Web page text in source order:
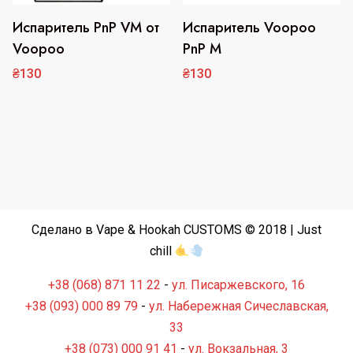
Испаритель PnP VM от
Voopoo
₴130
Этот
товар
несколько
Испаритель Voopoo
PnP M
₴130
Этот
товар
несколько
Сделано в Vape & Hookah CUSTOMS © 2018 | Just
chill
+38 (068) 871 11 22 - ул. Писаржевского, 16
+38 (093) 000 89 79 - ул. Набережная Сичеславская,
33
+38 (073) 000 91 41 - ул. Вокзальная, 3